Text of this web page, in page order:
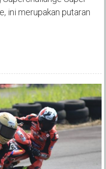
ini merupakan putaran